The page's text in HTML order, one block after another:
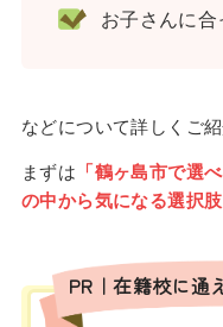
お子さんに
などについて詳しくご紹
まずは 「鶴ヶ島市で選
の中から気になる選択
PR｜在籍校に通